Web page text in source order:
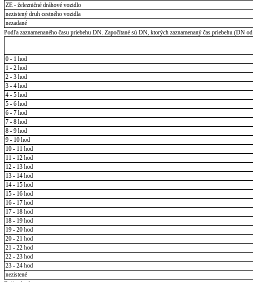
ZE - železničné dráhové vozidlo
nezistený druh cestného vozidla
nezadané
Podľa zaznamenaného času priebehu DN. Započítané sú DN, ktorých zaznamenaný čas priebehu (DN
0 - 1 hod
1 - 2 hod
2 - 3 hod
3 - 4 hod
4 - 5 hod
5 - 6 hod
6 - 7 hod
7 - 8 hod
8 - 9 hod
9 - 10 hod
10 - 11 hod
11 - 12 hod
12 - 13 hod
13 - 14 hod
14 - 15 hod
15 - 16 hod
16 - 17 hod
17 - 18 hod
18 - 19 hod
19 - 20 hod
20 - 21 hod
21 - 22 hod
22 - 23 hod
23 - 24 hod
nezistené